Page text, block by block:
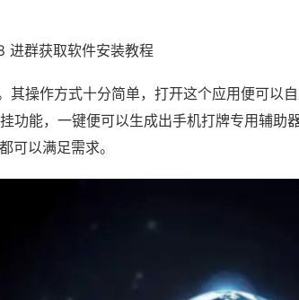
群获取软件安装教程
其操作方式十分简单，打开这个应用便可以
功能，一键便可以生成出手机打牌专用辅助
可以满足需求。